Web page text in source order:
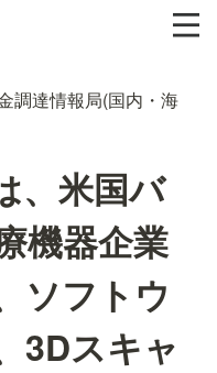
調達情報局(国内・海
、米国バ
機器企業
ソフトウ
3Dスキャ